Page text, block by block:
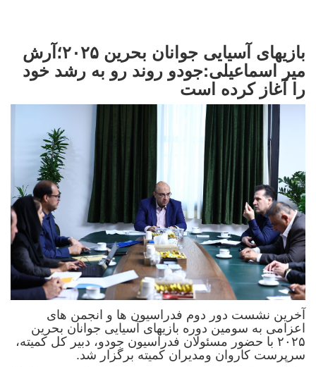
بازیهای آسیایی جوانان بحرین ۲۰۲۵؛آرش
میر اسماعیلی:جودو روند رو به رشد خود
را آغاز کرده است
آخرین نشست دور دوم فدراسیون ها و انجمن های
اعزامی به سومین دوره بازیهای آسیایی جوانان بحرین
۲۰۲۵ با حضور مسئولان فدراسیون جودو، دبیر کل کمیته،
سرپرست کاروان ومدیران کمیته برگزار شد.